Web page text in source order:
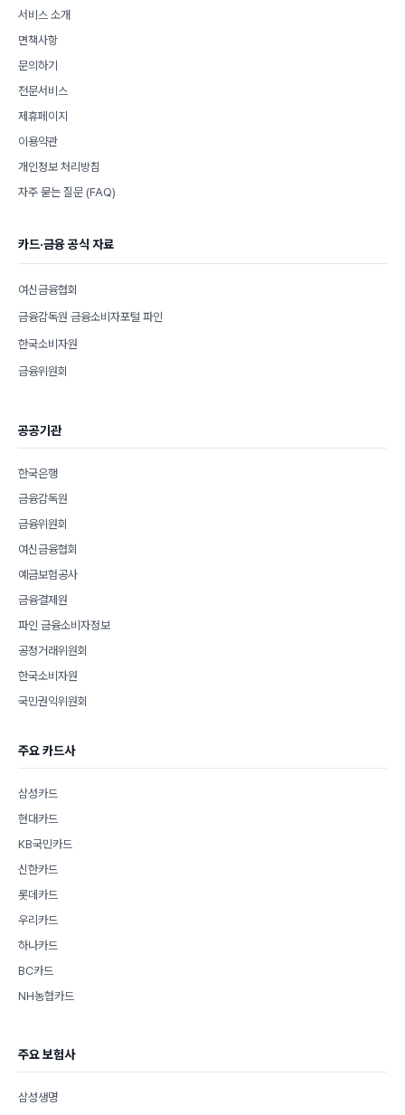
서비스 소개
면책사항
문의하기
전문서비스
제휴페이지
이용약관
개인정보 처리방침
자주 묻는 질문 (FAQ)
카드·금융 공식 자료
여신금융협회
금융감독원 금융소비자포털 파인
한국소비자원
금융위원회
공공기관
한국은행
금융감독원
금융위원회
여신금융협회
예금보험공사
금융결제원
파인 금융소비자정보
공정거래위원회
한국소비자원
국민권익위원회
주요 카드사
삼성카드
현대카드
KB국민카드
신한카드
롯데카드
우리카드
하나카드
BC카드
NH농협카드
주요 보험사
삼성생명